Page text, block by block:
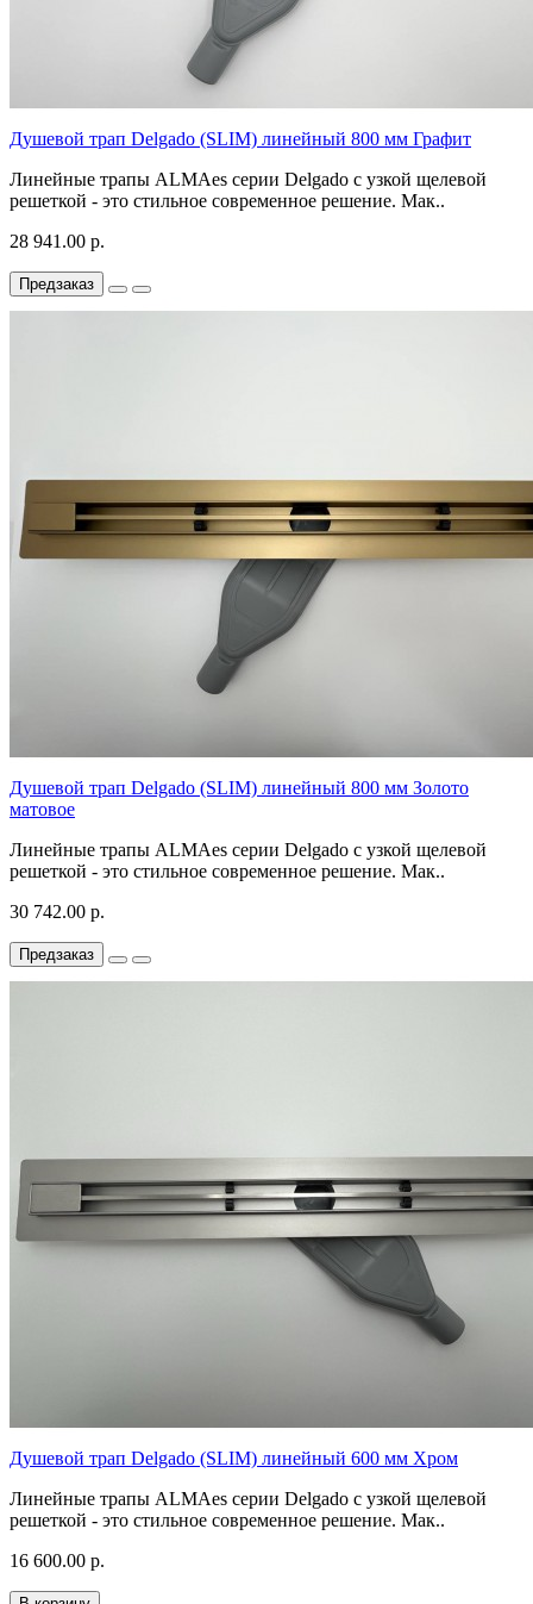
Душевой трап Delgado (SLIM) линейный 800 мм Графит
Линейные трапы ALMAes серии Delgado с узкой щелевой
решеткой - это стильное современное решение. Мак..
28 941.00 р.
Предзаказ
Душевой трап Delgado (SLIM) линейный 800 мм Золото
матовое
Линейные трапы ALMAes серии Delgado с узкой щелевой
решеткой - это стильное современное решение. Мак..
30 742.00 р.
Предзаказ
Душевой трап Delgado (SLIM) линейный 600 мм Хром
Линейные трапы ALMAes серии Delgado с узкой щелевой
решеткой - это стильное современное решение. Мак..
16 600.00 р.